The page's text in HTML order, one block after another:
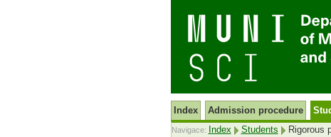
Index Admission procedure
Navigace: Index Students Rigorous